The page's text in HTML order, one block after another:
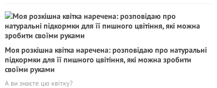
Моя розкішна квітка наречена: розповідаю про натуральні
підкормки для її пишного цвітіння, які можна зробити
своїми руками
А ви знаєте цю квітку?